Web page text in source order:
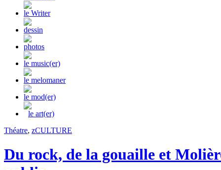
le Writer
dessin
photos
le music(er)
le melomaner
le mod(er)
le art(er)
Théatre, zCULTURE
Du rock, de la gouaille et